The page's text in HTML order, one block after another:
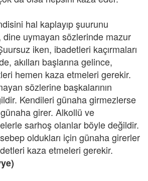
hal kaplayıp şuurunu
uymayan sözlerinde mazur
iken, ibadetleri kaçırmaları
akılları başlarına gelince,
hemen kaza etmeleri gerekir.
sözlerine başkalarının
Kendileri günaha girmezlerse
girer. Alkollü ve
sarhoş olanlar böyle değildir.
oldukları için günaha girerler
kaza etmeleri gerekir.